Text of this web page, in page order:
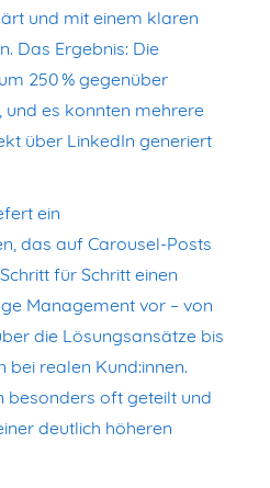
und mit einem klaren
Das Ergebnis: Die
250 % gegenüber
und es konnten mehrere
über LinkedIn generiert
ein
das auf Carousel-Posts
für Schritt einen
Management vor – von
die Lösungsansätze bis
bei realen Kund:innen.
besonders oft geteilt und
deutlich höheren